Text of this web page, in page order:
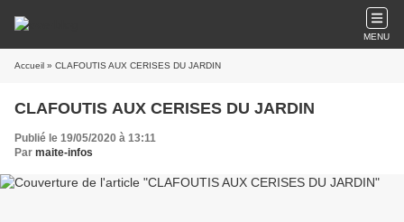
MENU
Accueil » CLAFOUTIS AUX CERISES DU JARDIN
CLAFOUTIS AUX CERISES DU JARDIN
Publié le 19/05/2020 à 13:11
Par maite-infos